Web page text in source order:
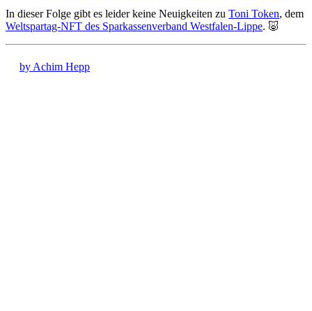
In dieser Folge gibt es leider keine Neuigkeiten zu Toni Token, dem
Weltspartag-NFT des Sparkassenverband Westfalen-Lippe. 🐷
by Achim Hepp